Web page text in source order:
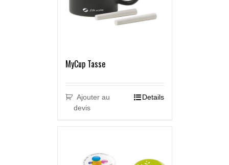
MyCup Tasse
Ajouter au
devis
Details